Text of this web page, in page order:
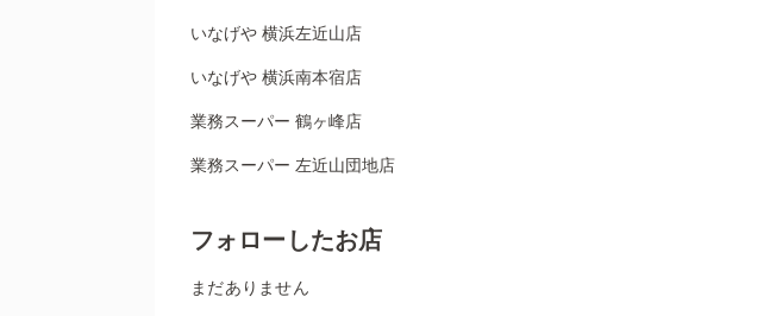
いなげや 横浜左近山店
いなげや 横浜南本宿店
業務スーパー 鶴ヶ峰店
業務スーパー 左近山団地店
フォローしたお店
まだありません